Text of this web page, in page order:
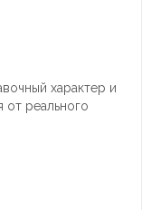
характер и
от реального